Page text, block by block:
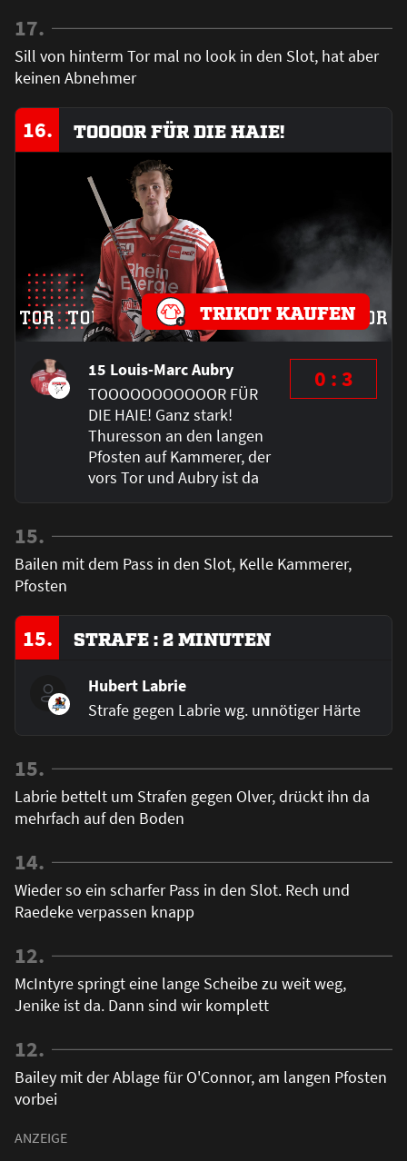
17.
Sill von hinterm Tor mal no look in den Slot, hat aber
keinen Abnehmer
16. TOOOOR FÜR DIE HAIE!
TRIKOT KAUFEN
15 Louis-Marc Aubry
TOOOOOOOOOOOR FÜR
DIE HAIE! Ganz stark!
Thuresson an den langen
Pfosten auf Kammerer, der
vors Tor und Aubry ist da
0 : 3
15.
Bailen mit dem Pass in den Slot, Kelle Kammerer,
Pfosten
15. STRAFE : 2 MINUTEN
Hubert Labrie
Strafe gegen Labrie wg. unnötiger Härte
15.
Labrie bettelt um Strafen gegen Olver, drückt ihn da
mehrfach auf den Boden
14.
Wieder so ein scharfer Pass in den Slot. Rech und
Raedeke verpassen knapp
12.
McIntyre springt eine lange Scheibe zu weit weg,
Jenike ist da. Dann sind wir komplett
12.
Bailey mit der Ablage für O'Connor, am langen Pfosten
vorbei